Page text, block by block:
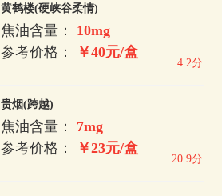
黄鹤楼(硬峡谷柔情)
焦油含量： 10mg
参考价格：
￥40元/盒
4.2分
贵烟(跨越)
焦油含量： 7mg
参考价格：
￥23元/盒
20.9分